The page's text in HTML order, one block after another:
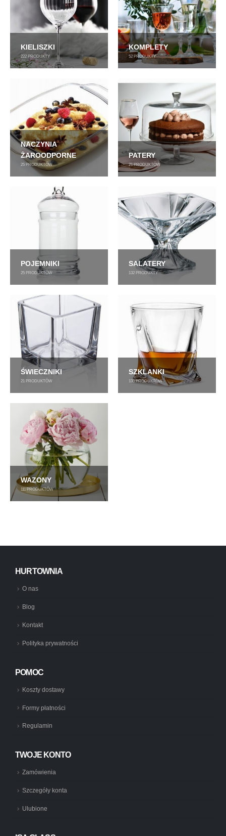
KIELISZKI
222 PRODUKTY
KOMPLETY
52 PRODUKTY
NACZYNIA
ŻAROODPORNE
25 PRODUKTÓW
PATERY
21PRODUKTÓW
POJEMNIKI
25 PRODUKTÓW
SALATERY
132 PRODUKTY
ŚWIECZNIKI
21 PRODUKTÓW
SZKLANKI
135PRODUKTÓW
WAZONY
111 PRODUKTÓW
HURTOWNIA
O nas
Blog
Kontakt
Polityka prywatności
POMOC
Koszty dostawy
Formy płatności
Regulamin
TWOJE KONTO
Zamówienia
Szczegóły konta
Ulubione